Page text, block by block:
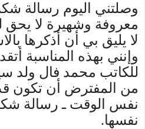
وصلتني اليوم رسالة
معروفة وشهيرة لا يحق
لا يليق بي أن أذكرها
وإنني بهذه المناسبة
للكاتب محمد فال ولد
من المفترض أن تكون
نفس الوقت ـ رسالة
نفسها.